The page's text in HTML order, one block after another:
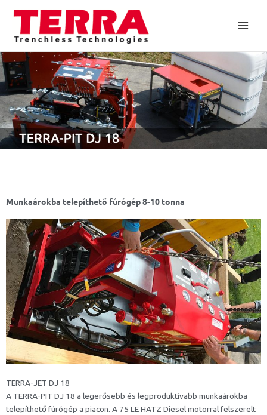
content
Munkaárokba telepíthető fúrógép 8-10 tonna
TERRA-JET DJ 18
A TERRA-PIT DJ 18 a legerősebb és legproduktívabb munkaárokba
telepíthető fúrógép a piacon. A 75 LE HATZ Diesel motorral felszerelt